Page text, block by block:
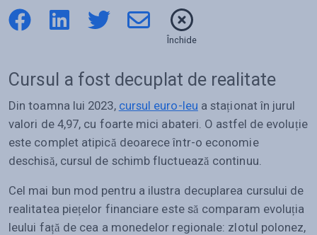
Închide
Cursul a fost decuplat de realitate
Din toamna lui 2023, cursul euro-leu a staționat în jurul
valori de 4,97, cu foarte mici abateri. O astfel de evoluție
este complet atipică deoarece într-o economie
deschisă, cursul de schimb fluctuează continuu.
Cel mai bun mod pentru a ilustra decuplarea cursului de
realitatea piețelor financiare este să comparam evoluția
leului față de cea a monedelor regionale: zlotul polonez,